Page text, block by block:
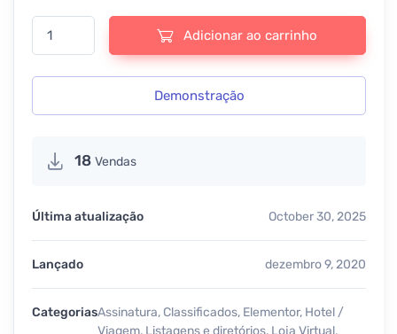
Lisfinity - Tema de anúncios classificados WordPress - v1.5.0
Adicionar ao carrinho
Demonstração
18 Vendas
Última atualização October 30, 2025
Lançado dezembro 9, 2020
CategoriasAssinatura, Classificados, Elementor, Hotel /